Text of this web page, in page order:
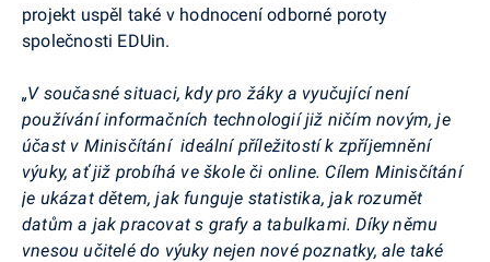
projekt uspěl také v hodnocení odborné poroty
společnosti EDUin.
„V současné situaci, kdy pro žáky a vyučující není
používání informačních technologií již ničím novým, je
účast v Minisčítání ideální příležitostí k zpříjemnění
výuky, ať již probíhá ve škole či online. Cílem Minisčítání
je ukázat dětem, jak funguje statistika, jak rozumět
datům a jak pracovat s grafy a tabulkami. Díky němu
vnesou učitelé do výuky nejen nové poznatky, ale také